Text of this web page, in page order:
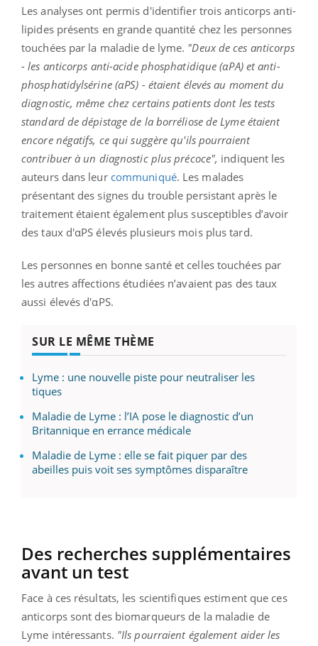
Les analyses ont permis d'identifier trois anticorps anti-
lipides présents en grande quantité chez les personnes
touchées par la maladie de lyme. "Deux de ces anticorps
- les anticorps anti-acide phosphatidique (αPA) et anti-
phosphatidylsérine (αPS) - étaient élevés au moment du
diagnostic, même chez certains patients dont les tests
standard de dépistage de la borréliose de Lyme étaient
encore négatifs, ce qui suggère qu'ils pourraient
contribuer à un diagnostic plus précoce", indiquent les
auteurs dans leur communiqué. Les malades
présentant des signes du trouble persistant après le
traitement étaient également plus susceptibles d’avoir
des taux d'αPS élevés plusieurs mois plus tard.
Les personnes en bonne santé et celles touchées par
les autres affections étudiées n’avaient pas des taux
aussi élevés d'αPS.
SUR LE MÊME THÈME
Lyme : une nouvelle piste pour neutraliser les
tiques
Maladie de Lyme : l’IA pose le diagnostic d’un
Britannique en errance médicale
Maladie de Lyme : elle se fait piquer par des
abeilles puis voit ses symptômes disparaître
Des recherches supplémentaires
avant un test
Face à ces résultats, les scientifiques estiment que ces
anticorps sont des biomarqueurs de la maladie de
Lyme intéressants. "Ils pourraient également aider les